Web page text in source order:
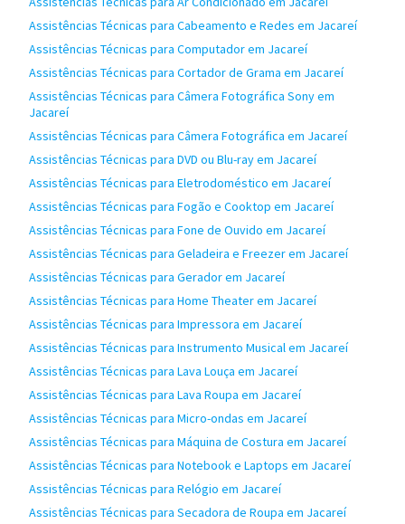
Assistências Técnicas para Cabeamento e Redes em Jacareí
Assistências Técnicas para Computador em Jacareí
Assistências Técnicas para Cortador de Grama em Jacareí
Assistências Técnicas para Câmera Fotográfica Sony em
Jacareí
Assistências Técnicas para Câmera Fotográfica em Jacareí
Assistências Técnicas para DVD ou Blu-ray em Jacareí
Assistências Técnicas para Eletrodoméstico em Jacareí
Assistências Técnicas para Fogão e Cooktop em Jacareí
Assistências Técnicas para Fone de Ouvido em Jacareí
Assistências Técnicas para Geladeira e Freezer em Jacareí
Assistências Técnicas para Gerador em Jacareí
Assistências Técnicas para Home Theater em Jacareí
Assistências Técnicas para Impressora em Jacareí
Assistências Técnicas para Instrumento Musical em Jacareí
Assistências Técnicas para Lava Louça em Jacareí
Assistências Técnicas para Lava Roupa em Jacareí
Assistências Técnicas para Micro-ondas em Jacareí
Assistências Técnicas para Máquina de Costura em Jacareí
Assistências Técnicas para Notebook e Laptops em Jacareí
Assistências Técnicas para Relógio em Jacareí
Assistências Técnicas para Secadora de Roupa em Jacareí